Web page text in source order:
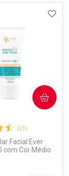
sem Desconto
FAVORITOS
(21)
Facial Ever
com Cor Médio
COMPRAR